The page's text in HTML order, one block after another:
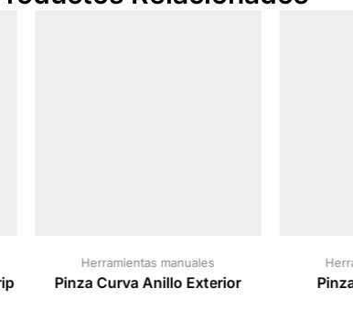
Herramientas manuales
Pinza Curva Anillo Exterior